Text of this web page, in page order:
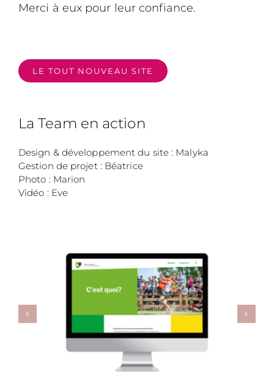
Merci à eux pour leur confiance.
LE TOUT NOUVEAU SITE
La Team en action
Design & développement du site : Malyka
Gestion de projet : Béatrice
Photo : Marion
Vidéo : Eve